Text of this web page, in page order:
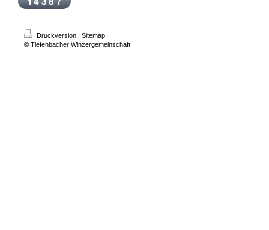
Druckversion | Sitemap
© Tiefenbacher Winzergemeinschaft